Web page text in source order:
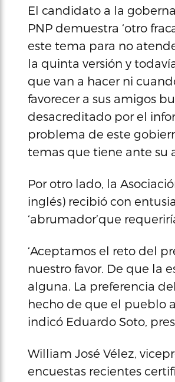
El candidato a la
PNP demuestra ‘otro
este tema para no
la quinta versión y
que van a hacer ni
favorecer a sus amigos
desacreditado por el
problema de este
temas que tiene ante su
Por otro lado, la
inglés) recibió con
‘abrumador’que
‘Aceptamos el reto del
nuestro favor. De que la
alguna. La preferencia
hecho de que el pueblo
indicó Eduardo Soto,
William José Vélez,
encuestas recientes